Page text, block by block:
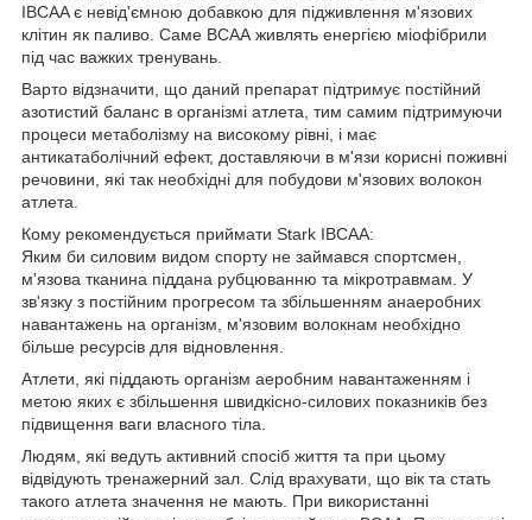
IBCAA є невід'ємною добавкою для підживлення м'язових
клітин як паливо. Саме ВСАА живлять енергією міофібрили
під час важких тренувань.
Варто відзначити, що даний препарат підтримує постійний
азотистий баланс в організмі атлета, тим самим підтримуючи
процеси метаболізму на високому рівні, і має
антикатаболічний ефект, доставляючи в м'язи корисні поживні
речовини, які так необхідні для побудови м'язових волокон
атлета.
Кому рекомендується приймати Stark IBCAA:
Яким би силовим видом спорту не займався спортсмен,
м'язова тканина піддана рубцюванню та мікротравмам. У
зв'язку з постійним прогресом та збільшенням анаеробних
навантажень на організм, м'язовим волокнам необхідно
більше ресурсів для відновлення.
Атлети, які піддають організм аеробним навантаженням і
метою яких є збільшення швидкісно-силових показників без
підвищення ваги власного тіла.
Людям, які ведуть активний спосіб життя та при цьому
відвідують тренажерний зал. Слід врахувати, що вік та стать
такого атлета значення не мають. При використанні